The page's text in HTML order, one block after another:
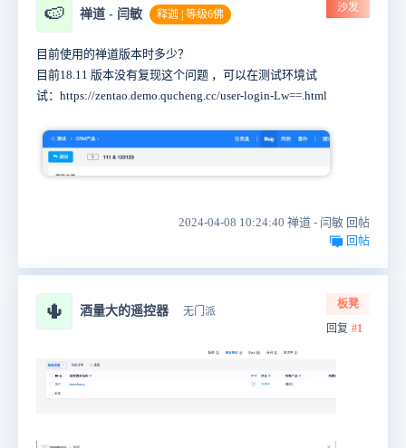
🍉 禅道 - 闫敏 释迦 | 等级6佛
沙发
目前使用的禅道版本时多少？
目前18.11 版本没有复现这个问题 ，可以在测试环境试
试：https://zentao.demo.qucheng.cc/user-login-Lw==.html
2024-04-08 10:24:40 禅道 - 闫敏 回帖
回帖
🌵 酒量大的遥控器 无门派
板凳
回复 #1